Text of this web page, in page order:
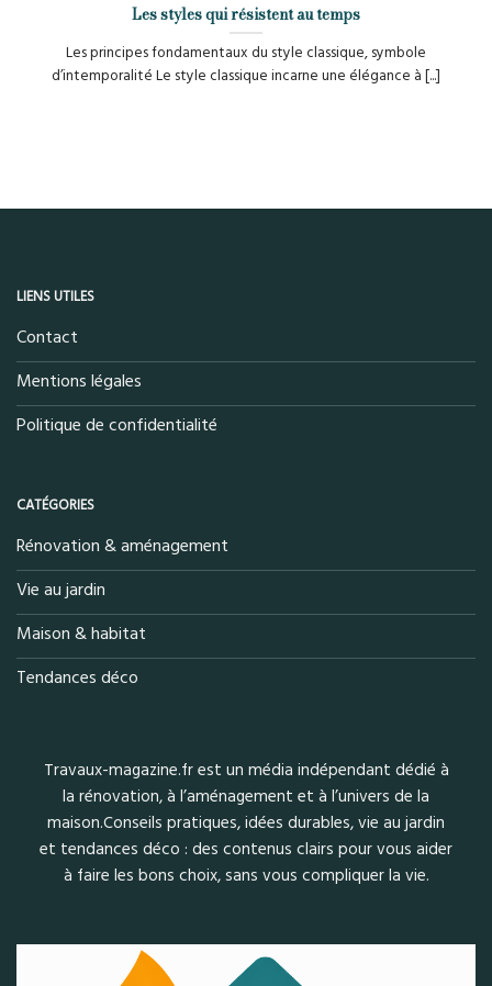
Les styles qui résistent au temps
Les principes fondamentaux du style classique, symbole
d’intemporalité Le style classique incarne une élégance à [...]
LIENS UTILES
Contact
Mentions légales
Politique de confidentialité
CATÉGORIES
Rénovation & aménagement
Vie au jardin
Maison & habitat
Tendances déco
Travaux-magazine.fr est un média indépendant dédié à
la rénovation, à l’aménagement et à l’univers de la
maison.Conseils pratiques, idées durables, vie au jardin
et tendances déco : des contenus clairs pour vous aider
à faire les bons choix, sans vous compliquer la vie.